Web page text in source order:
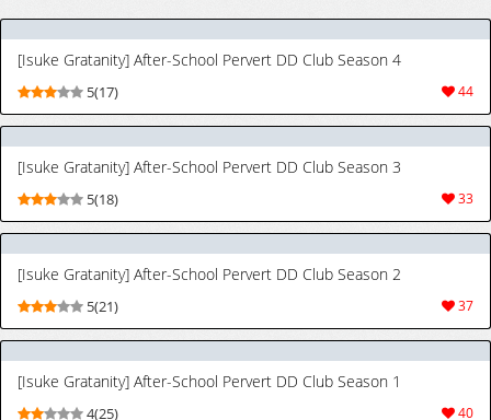
[Isuke Gratanity] After-School Pervert DD Club Season 4
44
5(17)
[Isuke Gratanity] After-School Pervert DD Club Season 3
33
5(18)
[Isuke Gratanity] After-School Pervert DD Club Season 2
37
5(21)
[Isuke Gratanity] After-School Pervert DD Club Season 1
40
4(25)